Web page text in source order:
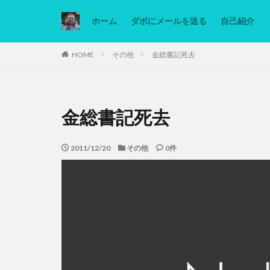
ホーム ダボにメールを送る 自己紹介
HOME その他 金総書記死去
金総書記死去
2011/12/20 その他 0件
カテゴリー